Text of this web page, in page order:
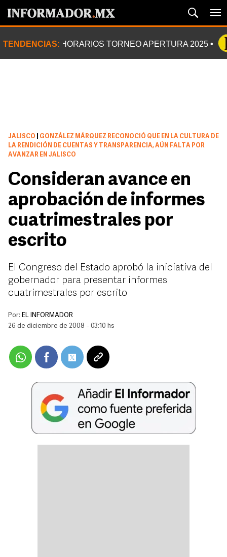
TENDENCIAS: HORARIOS TORNEO APERTURA 2025
JALISCO
GONZÁLEZ MÁRQUEZ RECONOCIÓ QUE EN LA CULTURA DE
LA RENDICIÓN DE CUENTAS Y TRANSPARENCIA, AÚN FALTA POR
AVANZAR EN JALISCO
Consideran avance en
aprobación de informes
cuatrimestrales por
escrito
El Congreso del Estado aprobó la iniciativa del
gobernador para presentar informes
cuatrimestrales por escrito
Por: EL INFORMADOR
26 de diciembre de 2008 - 03:10 hs